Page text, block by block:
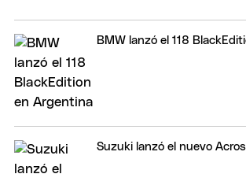
BMW lanzó el 118
Suzuki lanzó el nuevo